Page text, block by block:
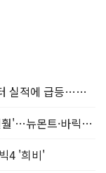
[美증시 특징주] 일라이릴리, 블록버스터 실적에 급등…마운자로 매출 폭발
[美증시 특징주] 금값 급등에 광산주 '훨훨'…뉴몬트·바릭마이닝 주도
4 '희비'